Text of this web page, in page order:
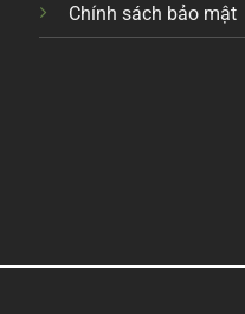
Chính sách bảo mật